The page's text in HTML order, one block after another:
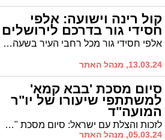
קול רינה וישועה: אלפי
חסידי גור בדרכם לירושלים
אלפי חסידי גור מכל רחבי העיר בשעה זו בדרכם לירושלים, שם צפויה להתקיים בשעה הקרובה שמחת חתונת נכד האדמו"ר שליט"א, בנו של הרה"צ רבי שלמה צבי שליט"א מאשדוד. כל הפרטים
13.03.24, מנהל האתר
סיום מסכת 'בבא קמא'
למשתתפי שיעורו של יו"ר
המועה"ד
לזכות והצלת עם ישראל: סיום מסכת "בבא קמא" למשתתפי הדף היומי בשיעורו של הרב עובדיה דהן יו"ר המועצה הדתית * המשתתפים זכו לברכתו הנדירה של זקן אדמו"רי רבני משפחת אבוחצירא הגר"א אבוחצירא שליט"א
05.03.24, מנהל האתר